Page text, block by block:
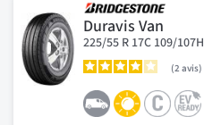
Duravis Van
225/55 R 17C 109/107H
2 avis